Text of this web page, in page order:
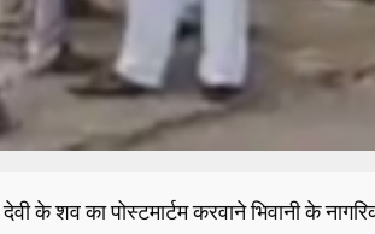
देवी के शव का पोस्टमार्टम करवाने भिवानी के